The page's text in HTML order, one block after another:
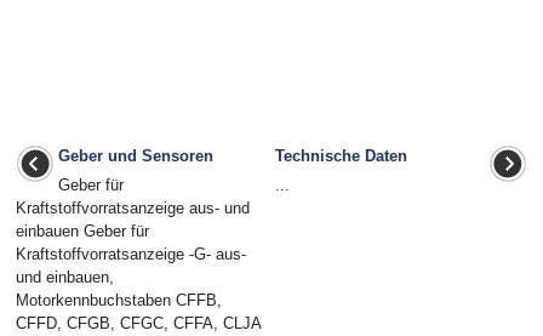
Geber und Sensoren
Geber für
Kraftstoffvorratsanzeige aus- und
einbauen Geber für
Kraftstoffvorratsanzeige -G- aus-
und einbauen,
Motorkennbuchstaben CFFB,
CFFD, CFGB, CFGC, CFFA, CLJA
Technische Daten
...